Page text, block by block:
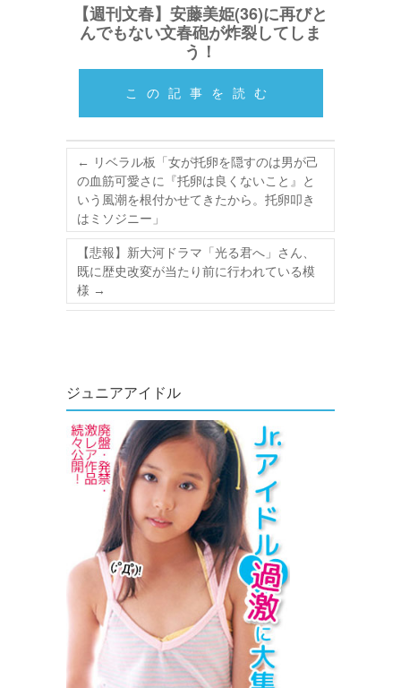
【週刊文春】安藤美姫(36)に再びと
んでもない文春砲が炸裂してしま
う！
この記事を読む
← リベラル板「女が托卵を隠すのは男が己
の血筋可愛さに『托卵は良くないこと』と
いう風潮を根付かせてきたから。托卵叩き
はミソジニー」
【悲報】新大河ドラマ「光る君へ」さん、
既に歴史改変が当たり前に行われている模
様 →
ジュニアアイドル